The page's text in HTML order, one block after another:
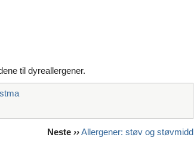
til dyreallergener.
Neste ›› Allergener: støv og støvmidd